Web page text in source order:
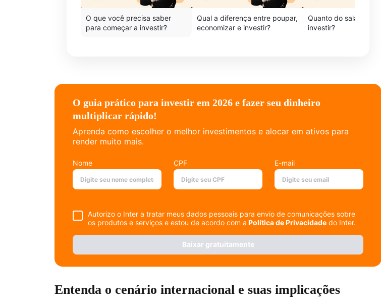
O que você precisa saber
para começar a investir?
Qual a diferença entre poupar,
economizar e investir?
Quanto do salário devo
investir?
O guia prático para investir em 2026 e fazer seu dinheiro
multiplicar rápido!
Aprenda como escolher o melhor investimentos e alocar em ativos para
render muito mais.
Nome CPF E-mail
Autorizo o Inter a tratar meus dados pessoais para envio de comunicações sobre
os produtos e serviços e estou de acordo com a Política de Privacidade do Inter.
Baixar gratuitamente
Entenda o cenário internacional e suas implicações